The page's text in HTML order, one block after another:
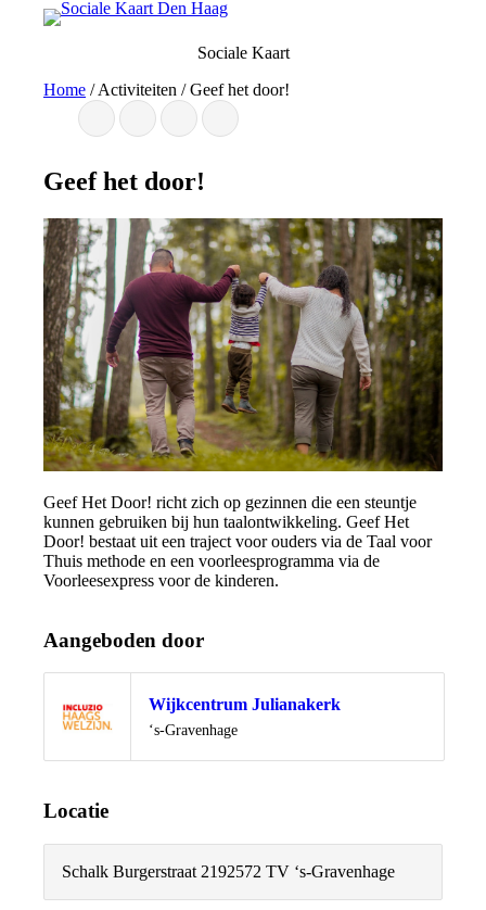
Sociale Kaart
Home /Activiteiten /Geef het door!
Geef het door!
Geef Het Door! richt zich op gezinnen die een steuntje
kunnen gebruiken bij hun taalontwikkeling. Geef Het
Door! bestaat uit een traject voor ouders via de Taal voor
Thuis methode en een voorleesprogramma via de
Voorleesexpress voor de kinderen.
Aangeboden door
Wijkcentrum Julianakerk
Locatie
‘s-Gravenhage
Locatie
Schalk Burgerstraat 2192572 TV ‘s-Gravenhage